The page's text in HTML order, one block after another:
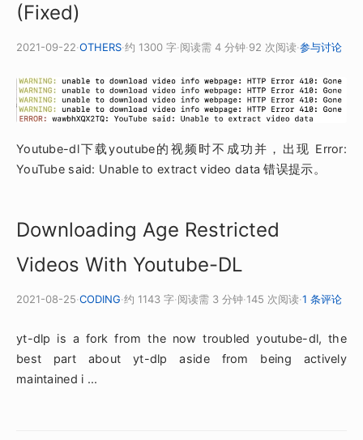
(Fixed)
2021-09-22·OTHERS·约 1300 字·阅读需 4 分钟·92 次阅读·参与讨论
Youtube-dl下载youtube的视频时不成功并，出现 Error:
YouTube said: Unable to extract video data 错误提示。
Downloading Age Restricted
Videos With Youtube-DL
2021-08-25·CODING·约 1143 字·阅读需 3 分钟·145 次阅读·1 条评论
yt-dlp is a fork from the now troubled youtube-dl, the
best part about yt-dlp aside from being actively
maintained i ...